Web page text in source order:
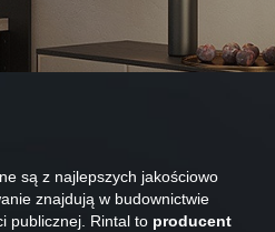
są z najlepszych jakościowo
znajdują w budownictwie
publicznej. Rintal to producent